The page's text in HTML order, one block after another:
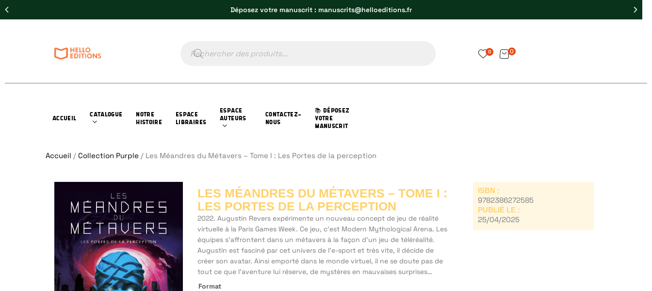
Déposez votre manuscrit : manuscrits@helloeditions.fr
0 0
ACCUEIL
CATALOGUE
NOTRE
HISTOIRE
ESPACE
LIBRAIRES
ESPACE
AUTEURS
CONTACTEZ-
NOUS
📚 DÉPOSEZ
VOTRE
MANUSCRIT
Accueil / Collection Purple / Les Méandres du Métavers – Tome I : Les Portes de la perception
LES MÉANDRES DU MÉTAVERS – TOME I :
LES PORTES DE LA PERCEPTION
2022. Augustin Revers expérimente un nouveau concept de jeu de réalité
virtuelle à la Paris Games Week. Ce jeu, c’est Modern Mythological Arena. Les
équipes s’affrontent dans un métavers à la façon d’un jeu de téléréalité.
Augustin est fasciné par cet univers de l’e-sport et très vite, il décide de
créer son avatar. Ainsi emporté dans le monde virtuel, il ne se doute pas de
tout ce que l’aventure lui réserve, de mystères en mauvaises surprises…
Format
ISBN :
9782386272585
PUBLIÉ LE :
25/04/2025